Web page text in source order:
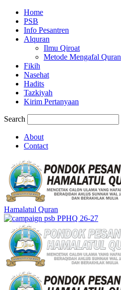
Home
PSB
Info Pesantren
Alquran
Ilmu Qiroat
Metode Mengafal Quran
Fikih
Nasehat
Hadits
Tazkiyah
Kirim Pertanyaan
Search
About
Contact
Hamalatul Quran